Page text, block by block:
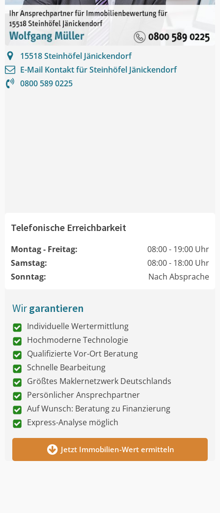
15518Steinhöfel Jänickendorf
E-Mail Kontakt fürSteinhöfel Jänickendorf
0800 589 0225
Telefonische Erreichbarkeit
Montag - Freitag:
08:00 - 19:00 Uhr
Samstag:
08:00 - 18:00 Uhr
Sonntag:
Nach Absprache
Wirgarantieren
Individuelle Wertermittlung
Hochmoderne Technologie
Qualifizierte Vor-Ort Beratung
Schnelle Bearbeitung
Größtes Maklernetzwerk Deutschlands
Persönlicher Ansprechpartner
Auf Wunsch: Beratung zu Finanzierung
Express-Analyse möglich
Jetzt Immobilien-Wert ermitteln